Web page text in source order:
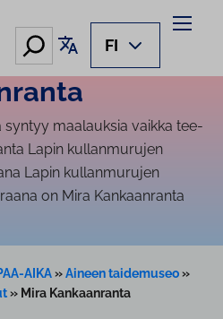
Hae Käännä sivu
FI
syntyy maalauksia vaikka tee­
Lapin kul­lan­mu­ru­jen
Lapin kullanmurujen
on Mira Kankaanranta
AIKA»Aineen taidemuseo»
» Mira Kankaanranta